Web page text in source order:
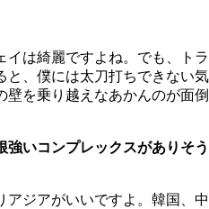
イは綺麗ですよね。でも、トラ
と、僕には太刀打ちできない気
壁を乗り越えなあかんのが面倒
いコンプレックスがありそう
アジアがいいですよ。韓国、中